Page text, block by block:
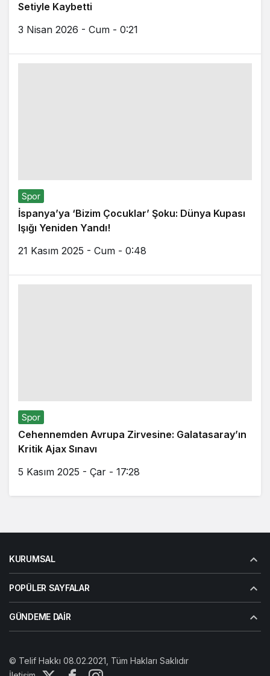
Setiyle Kaybetti
3 Nisan 2026 - Cum - 0:21
Spor
İspanya’ya ‘Bizim Çocuklar’ Şoku: Dünya Kupası
Işığı Yeniden Yandı!
21 Kasım 2025 - Cum - 0:48
Spor
Cehennemden Avrupa Zirvesine: Galatasaray’ın
Kritik Ajax Sınavı
5 Kasım 2025 - Çar - 17:28
KURUMSAL
POPÜLER SAYFALAR
GÜNDEME DAIR
© Telif Hakkı 08.02.2021, Tüm Hakları Saklıdır